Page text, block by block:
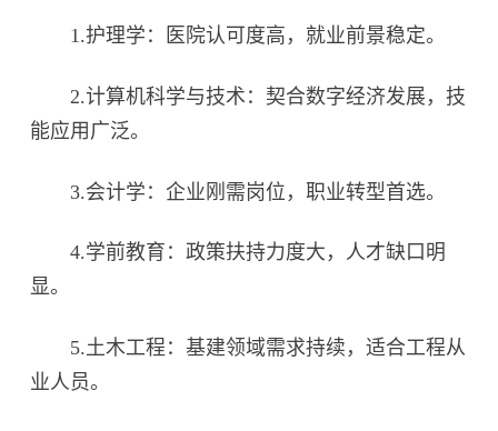
1.护理学：医院认可度高，就业前景稳定。
2.计算机科学与技术：契合数字经济发展，技
能应用广泛。
3.会计学：企业刚需岗位，职业转型首选。
4.学前教育：政策扶持力度大，人才缺口明
显。
5.土木工程：基建领域需求持续，适合工程从
业人员。